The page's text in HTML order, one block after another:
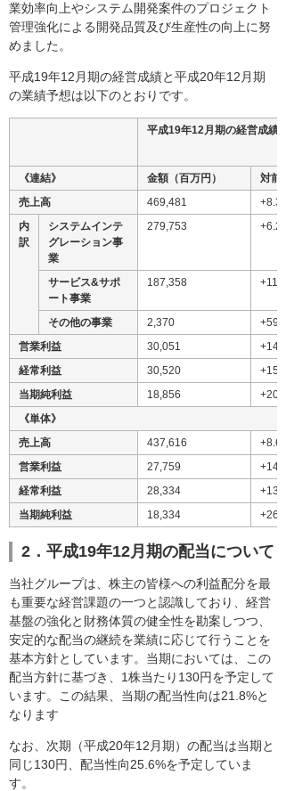
業効率向上やシステム開発案件のプロジェクト
管理強化による開発品質及び生産性の向上に努
めました。
平成19年12月期の経営成績と平成20年12月期
の業績予想は以下のとおりです。
平成19年12月期の経営成績
《連結》 金額（百万円）
対前
売上高
469,481
+8.3
内
訳
システムインテ
グレーション事
業
279,753 +6.2
サービス&サポ
ート事業
187,358 +11.1
その他の事業 2,370
+59.0
営業利益
30,051
+14.9
経常利益
30,520
+15.2
当期純利益
18,856
+20.7
《単体》
売上高
437,616
+8.6
営業利益
27,759
+14.1
経常利益
28,334
+13.9
当期純利益
18,334 +26.2
2．平成19年12月期の配当について
当社グループは、株主の皆様への利益配分を最
も重要な経営課題の一つと認識しており、経営
基盤の強化と財務体質の健全性を勘案しつつ、
安定的な配当の継続を業績に応じて行うことを
基本方針としています。当期においては、この
配当方針に基づき、1株当たり130円を予定して
います。この結果、当期の配当性向は21.8%と
なります
なお、次期（平成20年12月期）の配当は当期と
同じ130円、配当性向25.6%を予定していま
す。